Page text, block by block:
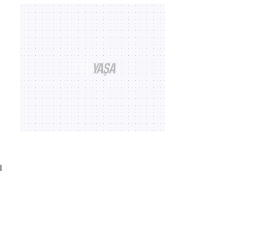
çalıştırılmalıdır?
Güçlü ve dengeli
bir vücut için
öneriler
seviyesini artırır
mı? Daha zinde
hissetmek için
kardiyo önerileri